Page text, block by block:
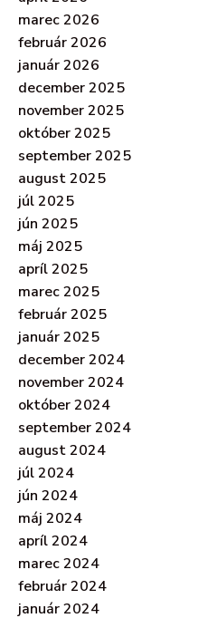
marec 2026
február 2026
január 2026
december 2025
november 2025
október 2025
september 2025
august 2025
júl 2025
jún 2025
máj 2025
apríl 2025
marec 2025
február 2025
január 2025
december 2024
november 2024
október 2024
september 2024
august 2024
júl 2024
jún 2024
máj 2024
apríl 2024
marec 2024
február 2024
január 2024